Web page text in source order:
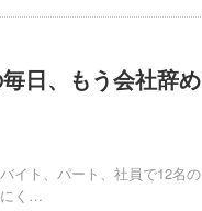
日、もう会社辞め
イト、パート、社員で12名の
にく…